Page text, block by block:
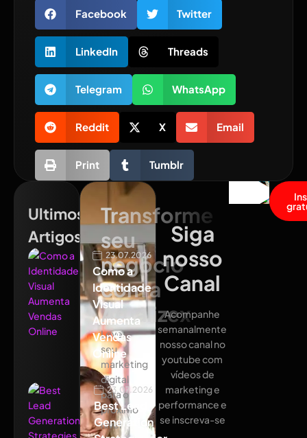
Ultimos
Artigos
23.07.2026
Como a
Identidade
Visual
Aumenta
Vendas
Online
23.07.2026
Best Lead
Generation
Transforme
seu
negócio
com a
Atualizex
Leve
seu
marketing
digital
para o
próximo
nível
Siga
nosso
Canal
Acompanhe
semanalmente
nosso canal no
youtube com
vídeos de
marketing e
performance e
se inscreva-se
Facebook Twitter
LinkedIn Threads
Telegram WhatsApp
Reddit X Email
Print Tumblr